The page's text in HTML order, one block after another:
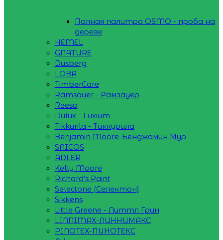
Полная палитра OSMO - проба на
дереве
HEMEL
GNATURE
Dusberg
LOBA
TimberCare
Ramsauer - Рамзауер
Reesa
Dulux - Luxium
Tikkurila - Тиккурила
Benjamin Moore-Бенджамин Мур
SAICOS
ADLER
Kelly Moore
Richard's Paint
Selectone (Селектон)
Sikkens
Little Greene - Литтл Грин
LINNIMAX-ЛИННИМАКС
PINOTEX-ПИНОТЕКС